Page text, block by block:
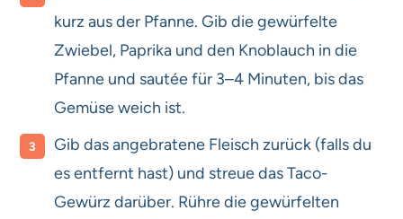
kurz aus der Pfanne. Gib die gewürfelte
Zwiebel, Paprika und den Knoblauch in die
Pfanne und sautée für 3–4 Minuten, bis das
Gemüse weich ist.
Gib das angebratene Fleisch zurück (falls du
es entfernt hast) und streue das Taco-
Gewürz darüber. Rühre die gewürfelten